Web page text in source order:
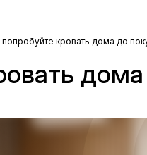
кровать дома до